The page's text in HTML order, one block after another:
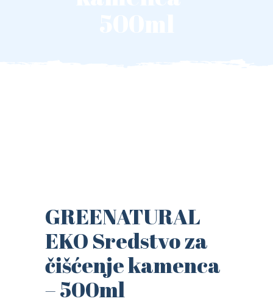
GREENATURAL
EKO Sredstvo za
čišćenje kamenca
– 500ml